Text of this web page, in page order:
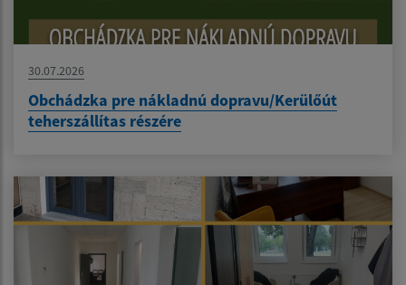
30.07.2026
Obchádzka pre nákladnú dopravu/Kerülőút
teherszállítas részére